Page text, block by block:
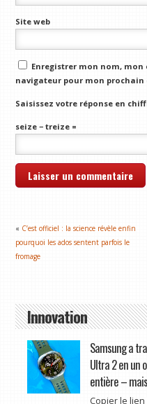
Site web
Enregistrer mon nom,
navigateur pour mon
Saisissez votre réponse en
seize − treize =
« C’est officiel : la science révèle enfin
pourquoi les ados sentent parfois le
fromage
Innovation
Samsung a
Ultra 2 en un
entière –
Copier le lien